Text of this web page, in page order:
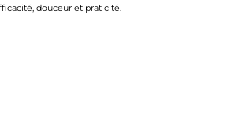
douceur et praticité.